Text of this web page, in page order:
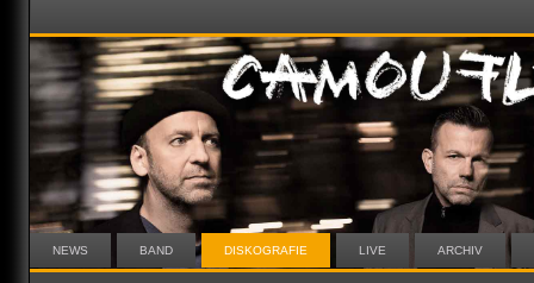
NEWS BAND DISKOGRAFIE LIVE ARCHIV